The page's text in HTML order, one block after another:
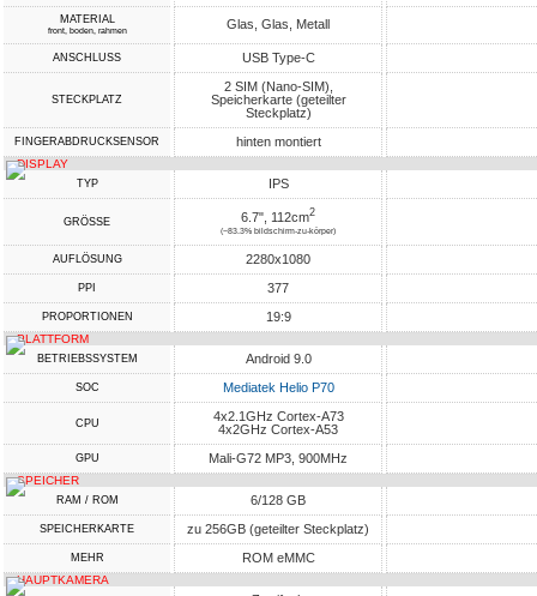
MATERIAL
front, boden, rahmen Glas, Glas, Metall
ANSCHLUSS USB Type-C
STECKPLATZ
2 SIM (Nano-SIM),
Speicherkarte (geteilter
Steckplatz)
FINGERABDRUCKSENSOR hinten montiert
DISPLAY
TYP IPS
GRÖSSE 6.7", 112cm2
(~83.3% bildschirm-zu-körper)
AUFLÖSUNG 2280x1080
PPI 377
PROPORTIONEN 19:9
PLATTFORM
BETRIEBSSYSTEM Android 9.0
SOC Mediatek Helio P70
CPU
4x2.1GHz Cortex-A73
4x2GHz Cortex-A53
GPU Mali-G72 MP3, 900MHz
SPEICHER
RAM / ROM 6/128 GB
SPEICHERKARTE zu 256GB (geteilter Steckplatz)
MEHR ROM eMMC
HAUPTKAMERA